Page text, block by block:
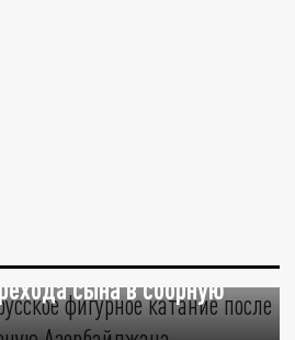
фигурное
сына в сборную